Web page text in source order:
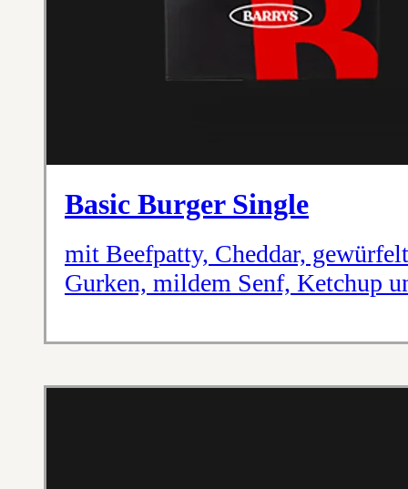
Basic Burger Single
mit Beefpatty, Cheddar,
Gurken, mildem Senf, Ketchup